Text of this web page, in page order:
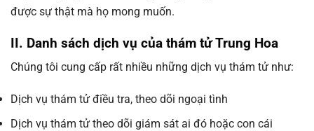
được sự thật mà họ mong muốn.
II. Danh sách dịch vụ của thám tử Trung Hoa
Chúng tôi cung cấp rất nhiều những dịch vụ thám tử như:
Dịch vụ thám tử điều tra, theo dõi ngoại tình
Dịch vụ thám tử theo dõi giám sát ai đó hoặc con cái